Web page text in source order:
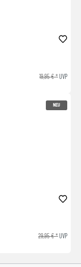
19,95 € *UVP
NEU
29,95 € *UVP